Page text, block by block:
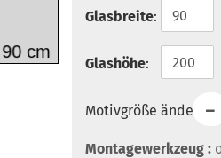
Glasbreite:
Glashöhe:
Motivgröße ändern:
Montagewerkzeug :